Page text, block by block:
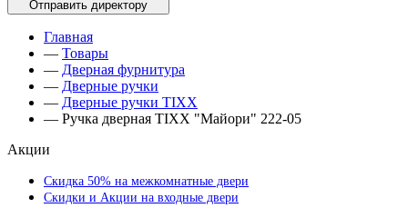
Главная
— Товары
— Дверная фурнитура
— Дверные ручки
— Дверные ручки TIXX
— Ручка дверная TIXX "Майори" 222-05
Акции
Скидка 50% на межкомнатные двери
Скидки и Акции на входные двери